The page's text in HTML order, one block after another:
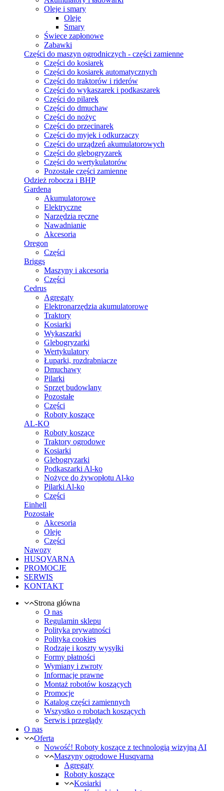
Oleje i smary
Oleje
Smary
Świece zapłonowe
Zabawki
Części do maszyn ogrodniczych - części zamienne
Części do kosiarek
Części do kosiarek automatycznych
Części do traktorów i riderów
Części do wykaszarek i podkaszarek
Części do pilarek
Części do dmuchaw
Części do nożyc
Części do przecinarek
Części do myjek i odkurzaczy
Części do urządzeń akumulatorowych
Części do glebogryzarek
Części do wertykulatorów
Pozostałe części zamienne
Odzież robocza i BHP
Gardena
Akumulatorowe
Elektryczne
Narzędzia ręczne
Nawadnianie
Akcesoria
Oregon
Części
Briggs
Maszyny i akcesoria
Części
Cedrus
Agregaty
Elektronarzędzia akumulatorowe
Traktory
Kosiarki
Wykaszarki
Glebogryzarki
Wertykulatory
Łuparki, rozdrabniacze
Dmuchawy
Pilarki
Sprzęt budowlany
Pozostałe
Części
Roboty koszące
AL-KO
Roboty koszące
Traktory ogrodowe
Kosiarki
Glebogryzarki
Podkaszarki Al-ko
Nożyce do żywopłotu Al-ko
Pilarki Al-ko
Części
Einhell
Pozostałe
Akcesoria
Oleje
Części
Nawozy
HUSQVARNA
PROMOCJE
SERWIS
KONTAKT
Strona główna
O nas
Regulamin sklepu
Polityka prywatności
Polityka cookies
Rodzaje i koszty wysyłki
Formy płatności
Wymiany i zwroty
Informacje prawne
Montaż robotów koszących
Promocje
Katalog części zamiennych
Wszystko o robotach koszących
Serwis i przeglądy
O nas
Oferta
Nowość! Roboty koszące z technologią wizyjną AI
Maszyny ogrodowe Husqvarna
Agregaty
Roboty koszące
Kosiarki